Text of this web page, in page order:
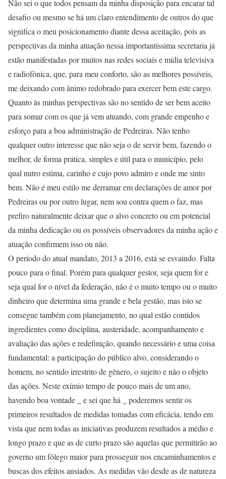
Não sei o que todos pensam da minha disposição para encarar tal
desafio ou mesmo se há um claro entendimento de outros do que
significa o meu posicionamento diante dessa aceitação, pois as
perspectivas da minha atuação nessa importantíssima secretaria já
estão manifestadas por muitos nas redes sociais e mídia televisiva
e radiofônica, que, para meu conforto, são as melhores possíveis,
me deixando com ânimo redobrado para exercer bem este cargo.
Quanto às minhas perspectivas são no sentido de ser bem aceito
para somar com os que já vem atuando, com grande empenho e
esforço para a boa administração de Pedreiras. Não tenho
qualquer outro interesse que não seja o de servir bem, fazendo o
melhor, de forma prática, simples e útil para o município, pelo
qual nutro estima, carinho e cujo povo admiro e onde me sinto
bem. Não é meu estilo me derramar em declarações de amor por
Pedreiras ou por outro lugar, nem sou contra quem o faz, mas
prefiro naturalmente deixar que o alvo concreto ou em potencial
da minha dedicação ou os possíveis observadores da minha ação e
atuação confirmem isso ou não.
O período do atual mandato, 2013 a 2016, está se esvaindo. Falta
pouco para o final. Porém para qualquer gestor, seja quem for e
seja qual for o nível da federação, não é o muito tempo ou o muito
dinheiro que determina uma grande e bela gestão, mas isto se
consegue também com planejamento, no qual estão contidos
ingredientes como disciplina, austeridade, acompanhamento e
avaliação das ações e redefinição, quando necessário e uma coisa
fundamental: a participação do público alvo, considerando o
homem, no sentido irrestrito de gênero, o sujeito e não o objeto
das ações. Neste exímio tempo de pouco mais de um ano,
havendo boa vontade _ e sei que há _ poderemos sentir os
primeiros resultados de medidas tomadas com eficácia, tendo em
vista que nem todas as iniciativas produzem resultados a médio e
longo prazo e que as de curto prazo são aquelas que permitirão ao
governo um fôlego maior para prosseguir nos encaminhamentos e
buscas dos efeitos ansiados. As medidas vão desde as de natureza